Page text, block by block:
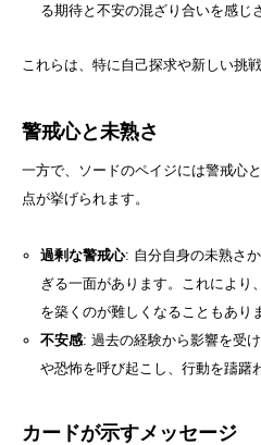
る期待と不安の混ざり合いを感じ
これらは、特に自己探求や新しい挑
警戒心と未熟さ
一方で、ソードのペイジには警戒心
点が挙げられます。
過剰な警戒心: 自分自身の未熟さ
ぎる一面があります。これにより
を築くのが難しくなることもあり
不安感: 過去の経験から影響を受
や恐怖を呼び起こし、行動を躊躇
カードが示すメッセージ